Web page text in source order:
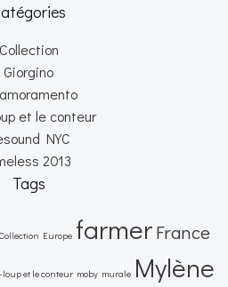
Collection
Giorgino
et le conteur
NYC
2013
Tags
Collection Europe farmerFrance
loup et le conteur moby murale Mylène